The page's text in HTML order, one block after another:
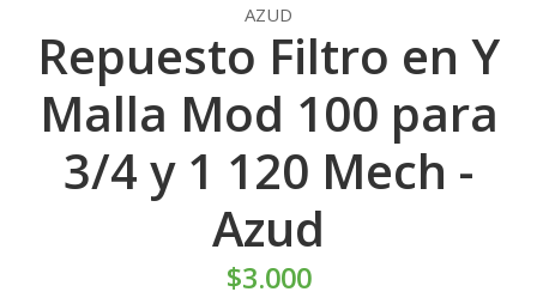
AZUD
Repuesto Filtro en Y
Malla Mod 100 para
3/4 y 1 120 Mech -
Azud
$3.000